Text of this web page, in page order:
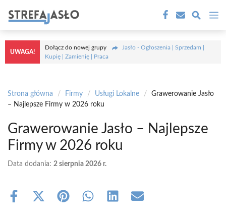
treści
UWAGA!
Dołącz do nowej grupy
Jasło - Ogłoszenia | Sprzedam |
Kupię | Zamienię | Praca
Strona główna / Firmy / Usługi Lokalne /
Grawerowanie Jasło
– Najlepsze Firmy w 2026 roku
Grawerowanie Jasło – Najlepsze
Firmy w 2026 roku
Data dodania: 2 sierpnia 2026 r.
Share
Share Share Share Share Share